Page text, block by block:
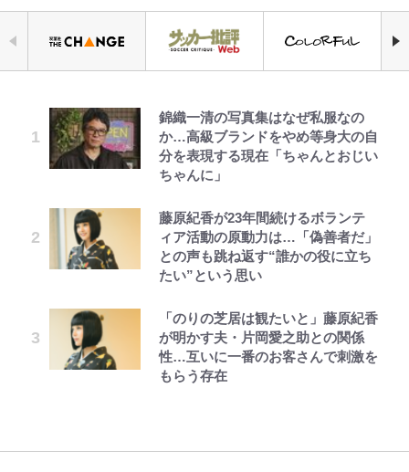
錦織一清の写真集はなぜ私服なの
か…高級ブランドをやめ等身大の自
分を表現する現在「ちゃんとおじい
ちゃんに」
藤原紀香が23年間続けるボランテ
ィア活動の原動力は…「偽善者だ」
との声も跳ね返す“誰かの役に立ち
たい”という思い
「のりの芝居は観たいと」藤原紀香
が明かす夫・片岡愛之助との関係
性…互いに一番のお客さんで刺激を
もらう存在
｢なんじゃこりゃあああ！｣本田圭
佑の古巣ミラン、漆黒×蛍光レッド
の超絶クールな新サードユニに世界
が熱狂｢サードなのにズルい｣｢こり
浦和と千葉の首をかしげる主力放
出、柏リカルドの下で新加入2人が
化ける！Jリーグに必要な外国人選
制｣の大激論】(4)
｢知念さんを煽ってたのと同じ
人？｣鹿島・鈴木優磨、大逆転勝利
空の轍と大地の雲と 第1回
レビュー『仮面家族』悠木シュン・
【キャンプ自己啓発】増えすぎたギ
アを棚卸し！ “ウルトラライト” 目
指した「自分スタイル」再構築でわ
かった「本当に必要な7つの道具」
荒々しい「火山帯」の一端にいるこ
とを体感！ 登頂約10分でも大迫力
「吾妻小富士」火口を1周する「1
ポ【福島県福島市】
「電気風呂の数は全国一」温泉じゃ
ないのに大満足！ 上高地帰りに寄
千葉雄大、ほっそりイケメン近影に
「顔パンパンだったのに」反響 視
聴者が想った激変の納得理由
の“共演”ショットに「夫婦で写っ
てるの尊い」 長女はもう23歳
黒木啓司が妻・宮崎麗果にDV報
た“異変”…削除していたラブラブ
投稿
えびめしの流儀
ボーちゃんの一途な気持ちだゾ
「自分の絵ごと、このジャンルはそ
ろそろ終わりかな」江口寿史が炎上
を経て樋口毅宏に語ったこと
弾」がスタート！まさかの人気アイ
テムに称賛続々「豪華すぎる！」
1万円超えも「納得のクオリティ」
10万針以上の密度で再現された“め
ぐみん刺繍ワークシャツ”にファン
も感動
公式-ヒロインが来る前に妊娠しま
した~詰んだはずの悪役令嬢です
が、どうやら違うようです~ 第1話
ドでダンジョン攻略~ 第65話(1)
公式-異世界召喚は二度目です 第1